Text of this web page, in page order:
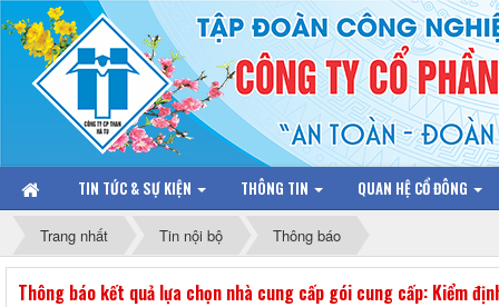
TIN TỨC & SỰ KIỆN THÔNG TIN QUAN HỆ CỔ ĐÔNG
Trang nhất Tin nội bộ Thông báo
Thông báo kết quả lựa chọn nhà cung cấp gói cung cấp: Kiểm